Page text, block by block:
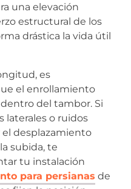
una elevación
estructural de los
drástica la vida útil
es
el enrollamiento
del tambor. Si
laterales o ruidos
desplazamiento
subida, te
tu instalación
para persianas de